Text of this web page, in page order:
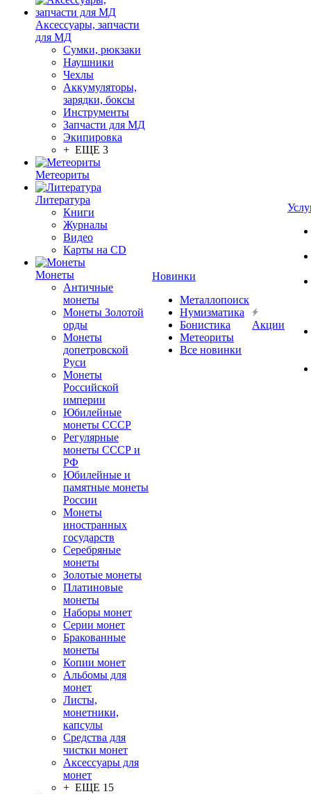
Аксессуары, запчасти
для МД
Сумки, рюкзаки
Наушники
Чехлы
Аккумуляторы,
зарядки, боксы
Инструменты
Запчасти для МД
Экипировка
+ ЕЩЕ 3
Метеориты
Литература
Книги
Журналы
Видео
Карты на CD
Монеты
Античные
монеты
Монеты Золотой
орды
Монеты
допетровской
Руси
Монеты
Российской
империи
Юбилейные
монеты СССР
Регулярные
монеты СССР и
РФ
Юбилейные и
памятные монеты
России
Монеты
иностранных
государств
Серебряные
монеты
Золотые монеты
Платиновые
монеты
Наборы монет
Серии монет
Бракованные
монеты
Копии монет
Альбомы для
монет
Листы,
монетники,
капсулы
Средства для
чистки монет
Аксессуары для
монет
+ ЕЩЕ 15
Новинки
Металлопоиск
Нумизматика
Бонистика
Метеориты
Все новинки
Акции